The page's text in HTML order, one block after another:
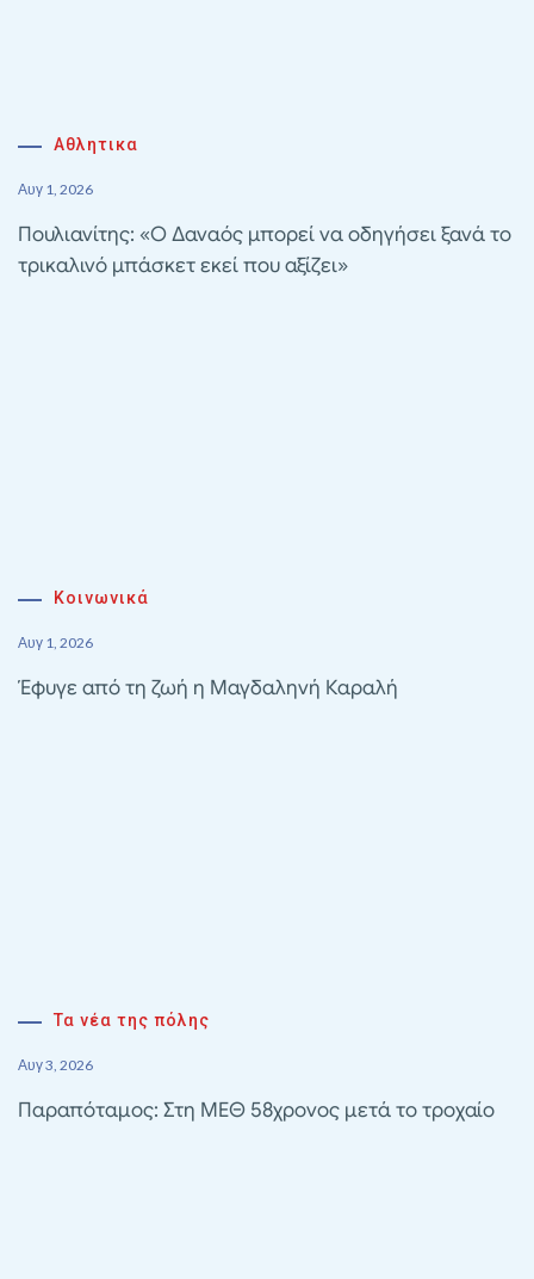
Αθλητικα
Αυγ 1, 2026
Πουλιανίτης: «Ο Δαναός μπορεί να οδηγήσει ξανά το
τρικαλινό μπάσκετ εκεί που αξίζει»
Κοινωνικά
Αυγ 1, 2026
Έφυγε από τη ζωή η Μαγδαληνή Καραλή
Τα νέα της πόλης
Αυγ 3, 2026
Παραπόταμος: Στη ΜΕΘ 58χρονος μετά το τροχαίο